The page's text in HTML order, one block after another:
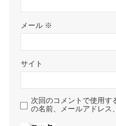
メール ※
サイト
次回のコメントで使用す
の名前、メールアドレス